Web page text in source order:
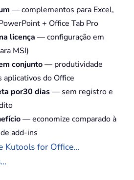
— complementos para Excel,
+ Office Tab Pro
licença — configuração em
MSI)
conjunto— produtividade
aplicativos do Office
por30 dias— sem registro e
— economize comparado à
add-ins
Kutools for Office...